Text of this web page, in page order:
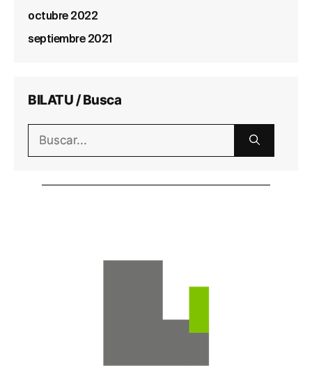
octubre 2022
septiembre 2021
BILATU / Busca